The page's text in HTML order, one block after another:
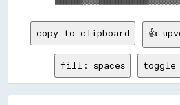
copy to clipboard 👍
fill: spaces toggle